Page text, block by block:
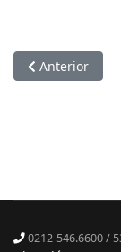
Artículo
Anterior
0212-546.6600 /